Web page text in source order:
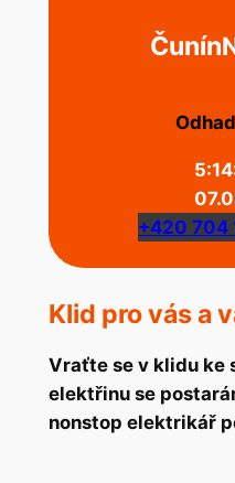
Čunín
+420 704
Klid pro vás a
Vraťte se v klidu ke
elektřinu se
nonstop elektrikář